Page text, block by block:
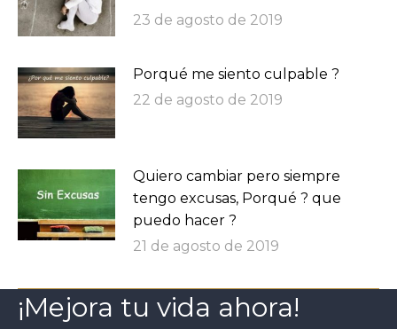
23 de agosto de 2019
Porqué me siento culpable ?
22 de agosto de 2019
Quiero cambiar pero siempre
tengo excusas, Porqué ? que
puedo hacer ?
21 de agosto de 2019
¡Mejora tu vida ahora!